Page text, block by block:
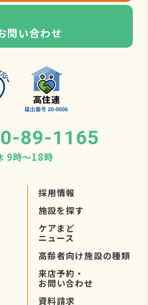
問い合わせ
89-1165
9時〜18時
採用情報
施設を探す
ケアまど
ニュース
高齢者向け施設の種類
来店予約・
お問い合わせ
資料請求